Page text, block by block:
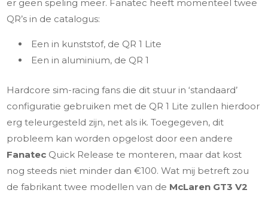
er geen speling meer. Fanatec heeft momenteel twee
QR’s in de catalogus:
Een in kunststof, de QR 1 Lite
Een in aluminium, de QR 1
Hardcore sim-racing fans die dit stuur in ‘standaard’
configuratie gebruiken met de QR 1 Lite zullen hierdoor
erg teleurgesteld zijn, net als ik. Toegegeven, dit
probleem kan worden opgelost door een andere
Fanatec Quick Release te monteren, maar dat kost
nog steeds niet minder dan €100. Wat mij betreft zou
de fabrikant twee modellen van de McLaren GT3 V2